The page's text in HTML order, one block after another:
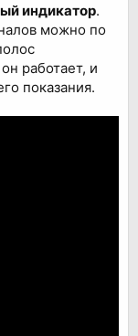
индикатор.
можно по
работает, и
показания.